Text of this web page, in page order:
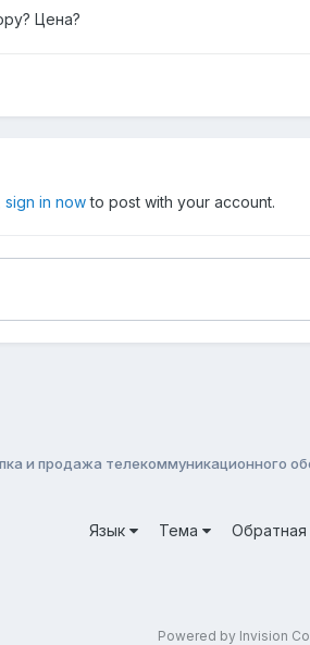
Цена?
sign in nowto post with your account.
и продажа телекоммуникационного
Язык Тема Обратная
Powered by Invision